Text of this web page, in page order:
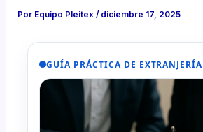
Por Equipo Pleitex/ diciembre 17, 2025
GUÍA PRÁCTICA DE EXTRANJERÍA